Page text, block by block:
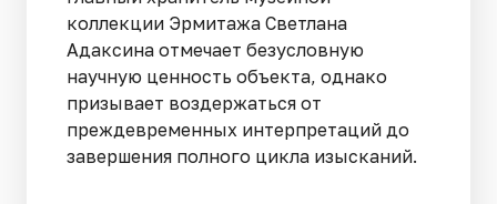
коллекции Эрмитажа Светлана
Адаксина отмечает безусловную
научную ценность объекта, однако
призывает воздержаться от
преждевременных интерпретаций до
завершения полного цикла изысканий.